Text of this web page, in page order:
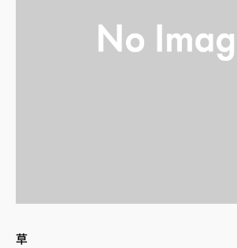
草